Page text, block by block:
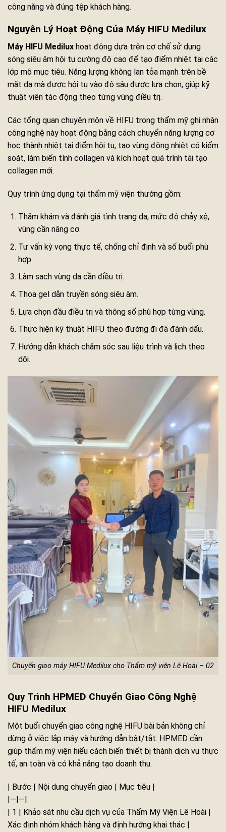
công năng và đúng tệp khách hàng.
Nguyên Lý Hoạt Động Của Máy HIFU Medilux
Máy HIFU Medilux hoạt động dựa trên cơ chế sử dụng
sóng siêu âm hội tụ cường độ cao để tạo điểm nhiệt tại các
lớp mô mục tiêu. Năng lượng không lan tỏa mạnh trên bề
mặt da mà được hội tụ vào độ sâu được lựa chọn, giúp kỹ
thuật viên tác động theo từng vùng điều trị.
Các tổng quan chuyên môn về HIFU trong thẩm mỹ ghi nhận
công nghệ này hoạt động bằng cách chuyển năng lượng cơ
học thành nhiệt tại điểm hội tụ, tạo vùng đông nhiệt có kiểm
soát, làm biến tính collagen và kích hoạt quá trình tái tạo
collagen mới.
Quy trình ứng dụng tại thẩm mỹ viện thường gồm:
Thăm khám và đánh giá tình trạng da, mức độ chảy xệ,
vùng cần nâng cơ.
Tư vấn kỳ vọng thực tế, chống chỉ định và số buổi phù
hợp.
Làm sạch vùng da cần điều trị.
Thoa gel dẫn truyền sóng siêu âm.
Lựa chọn đầu điều trị và thông số phù hợp từng vùng.
Thực hiện kỹ thuật HIFU theo đường đi đã đánh dấu.
Hướng dẫn khách chăm sóc sau liệu trình và lịch theo
dõi.
Chuyển giao máy HIFU Medilux cho Thẩm mỹ viện Lê Hoài – 02
Quy Trình HPMED Chuyển Giao Công Nghệ
HIFU Medilux
Một buổi chuyển giao công nghệ HIFU bài bản không chỉ
dừng ở việc lắp máy và hướng dẫn bật/tắt. HPMED cần
giúp thẩm mỹ viện hiểu cách biến thiết bị thành dịch vụ thực
tế, an toàn và có khả năng tạo doanh thu.
| Bước | Nội dung chuyển giao | Mục tiêu |
|—|—|
| 1 | Khảo sát nhu cầu dịch vụ của Thẩm Mỹ Viện Lê Hoài |
Xác định nhóm khách hàng và định hướng khai thác |